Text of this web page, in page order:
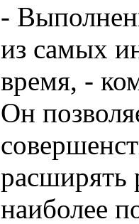
-
из самых
время, -
Он
расширять
наиболее